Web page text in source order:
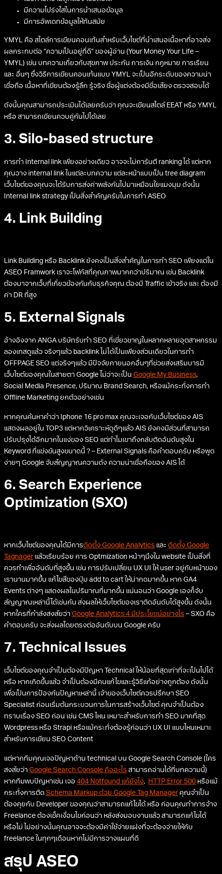
มีความโปร่งใสในการนำเสนอข้อมูล
มีการอัพเดทข้อมูลให้ทันสมัย
YMYL คือ สไตล์การเขียนคอนเท้นสำหรับเว็บไซต์ที่นำเสนอเนื้อหาที่อาจส่ง
ผลกระทบต่อ “ความเป็นอยู่ที่ดี” ของผู้อ่าน (Your Money Your Life –
YMYL) เช่น บทความเกี่ยวกับสุขภาพ ประกัน การเงิน กฎหมาย การเรียน
และ อื่นๆ ซึ่งวิธีการเขียนคอนเท้นแบบ YMYL จะเป็นอีกระดับของความน่า
เชื่อถือ เนื้อหาที่เขียนต้องรู้ลึก รู้จริง ชื่อผู้แต่งต้องมีชื่อเสียง ตรวจสอบได้
ดังนั้นคุณสามารถประเมินได้เลยครับว่า คุณจะเขียนสไตล์ EEAT หรือ YMYL
หรือ สามารถเขียนควบคู่กันไปได้เลย
3. Silo-based structure
การทำ Internal link เพียงอย่างเดียว อาจจะไม่การันตี ranking ได้ แต่หาก
คุณวาง internal link ในแต่ละบทความ แต่ละหน้าแบบเป็น tree diagram
เว็บไซต์ของคุณจะได้รับการส่งค่าพลังกันไปมาเหมือนใยแมงมุม ดังนั้น
Internal link strategy เป็นสิ่งสำคัญครับในการทำ ASEO
4. Link Building
Link Building หรือ Backlink ยังคงเป็นสิ่งสำคัญในการทำ SEO เพียงแต่ใน
ASEO Framwork เราจะโฟกัสที่คุณภาพมากกว่าปริมาณ เช่น Backlink
ต้องมาจากเว็บที่เกี่ยวข้องกันกับธุรกิจคุณ ต้องมี Traffic เข้าจริง และ ต้องมี
ค่า DR ที่สูง
5. External Signals
อ้างอิงจาก ANGA บริษัทรับทำ SEO ที่เชี่ยวชาญในหลากหลายอุตสาหกรรม
ลองเทสดูแล้ว จริงๆแล้ว backlink ไม่ได้เป็นเพียงส่วนเดียวในการทำ
OFFPAGE SEO แต่จริงๆแล้ว มีปัจจัยภายนอกอื่นๆที่ช่วยส่งเสริมบารมี
เว็บไซต์ของคุณในสายตา Google ไม่ว่าจะเป็น Google My Business,
Social Media Presence, ปริมาณ Brand Search, หรือแม้กระทั่งการทำ
Offline Marketing ยกตัวอย่างเช่น
หากคุณค้นหาคำว่า Iphone 16 pro max คุณจะเจอกับเว็บไซต์ของ AIS
แสดงผลอยู่ใน TOP3 แต่หากวิเคราะห์ดูดีๆแล้ว AIS ยังคงมีส่วนที่สามารถ
ปรับปรุงได้อีกมากในแง่ของ SEO แต่ทำไมเขาถึงกลับติดอันดับสูงใน
Keyword ที่แข่งขันสูงขนาดนี้ ? – External Signals คือคำตอบครับ หรือพูด
ง่ายๆ Google จับสัญญาณความดัง ความน่าเชื่อถือของ AIS ได้
6. Search Experience
Optimization (SXO)
หากเว็บไซต์ของคุณได้มีการติดตั้ง Google Analytics และ ติดตั้ง Google
Tagnager แล้วเรียบร้อย การ Optmization หน้าๆนึงใน website เป็นสิ่งที่
ควรทำเพื่ออันดับที่สูงขึ้น เช่น การปรับเปลี่ยน UX UI ให้ user อยู่กับหน้าของ
เรานานมากขึ้น แก้ไขสีของปุ่ม add to cart ให้น่ากดมากขึ้น หาก GA4
Events ต่างๆ แสดงผลในปริมาณที่มากขึ้น แน่นอนว่า Google เองก็จับ
สัญญาณเหล่านี้ได้เช่นกัน ส่งผลให้เว็บไซต์ของเราติดอันดับได้สูงขึ้น ดังนั้น
หากใครที่กำลังสงสัยว่า Google Analytics 4 มีประโยชน์อย่างไร – SXO คือ
คำตอบครับ จะส่งผลโดยตรงต่ออันดับบน Google ครับ
7. Technical Issues
เว็บไซต์ของคุณจำเป็นต้องมีปัญหา Technical ให้น้อยที่สุดเท่าที่จะเป็นไปได้
หรือ หากเกิดขึ้นแล้ว จำเป็นต้องมีคนแก้ไขและรู้วิธีแก้อย่างถูกต้อง ดังนั้น
เพื่อเป็นการป้องกันปัญหาเหล่านี้ เจ้าของเว็บไซต์ควรปรึกษา SEO
Specialist ก่อนเริ่มต้นกระบวนการในการสร้างเว็บไซต์ คุณจำเป็นต้อง
ทราบเรื่อง SEO ก่อน เช่น CMS ไหน เหมาะสำหรับการทำ SEO มากที่สุด
Wordpress หรือ Strapi หรือแม้กระทั่งต้องรู้ก่อนว่า UX UI แบบไหนเหมาะ
สำหรับการเขียน SEO Content
แต่หากทีมคุณเจอปัญหาด้าน technical บน Google Search Console (ใคร
สงสัยว่า Google Search Console คืออะไร สามารถอ่านได้ที่บทความนี้)
หากทีมพบปัญหาเช่น เจอ 404 Notfound แก้ยังไง, HTTP Error 500 หรือแม้
กระทั่งการติด Schema Markup ด้วย Google Tag Manager คุณจำเป็น
ต้องคุยกับ Developer ของคุณว่าสามารถแก้ไขได้ หรือ ก่อนคุณทำการจ้าง
Freelance ต้องเช็คเงื่อนไขก่อนว่า หลังส่งมอบงานแล้ว สามารถแก้ไขได้
หรือไม่ ไม่อย่างนั้นคุณอาจจะต้องมีค่าใช้จ่ายแฝงที่จะต้องจ่ายให้กับ
freelance ในทุกๆเดือนหากไม่มีการวางแผนที่ดี
สรุป ASEO